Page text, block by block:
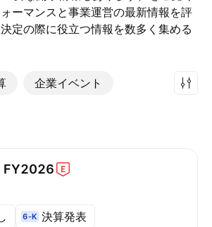
ーマンスと事業運営の最新情報を評
定の際に役立つ情報を数多く集める
企業イベント
FY2026
6-K 決算発表